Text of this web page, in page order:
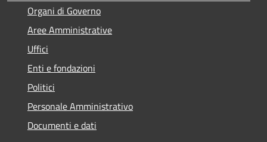
Organi di Governo
Aree Amministrative
Uffici
Enti e fondazioni
Politici
Personale Amministrativo
Documenti e dati